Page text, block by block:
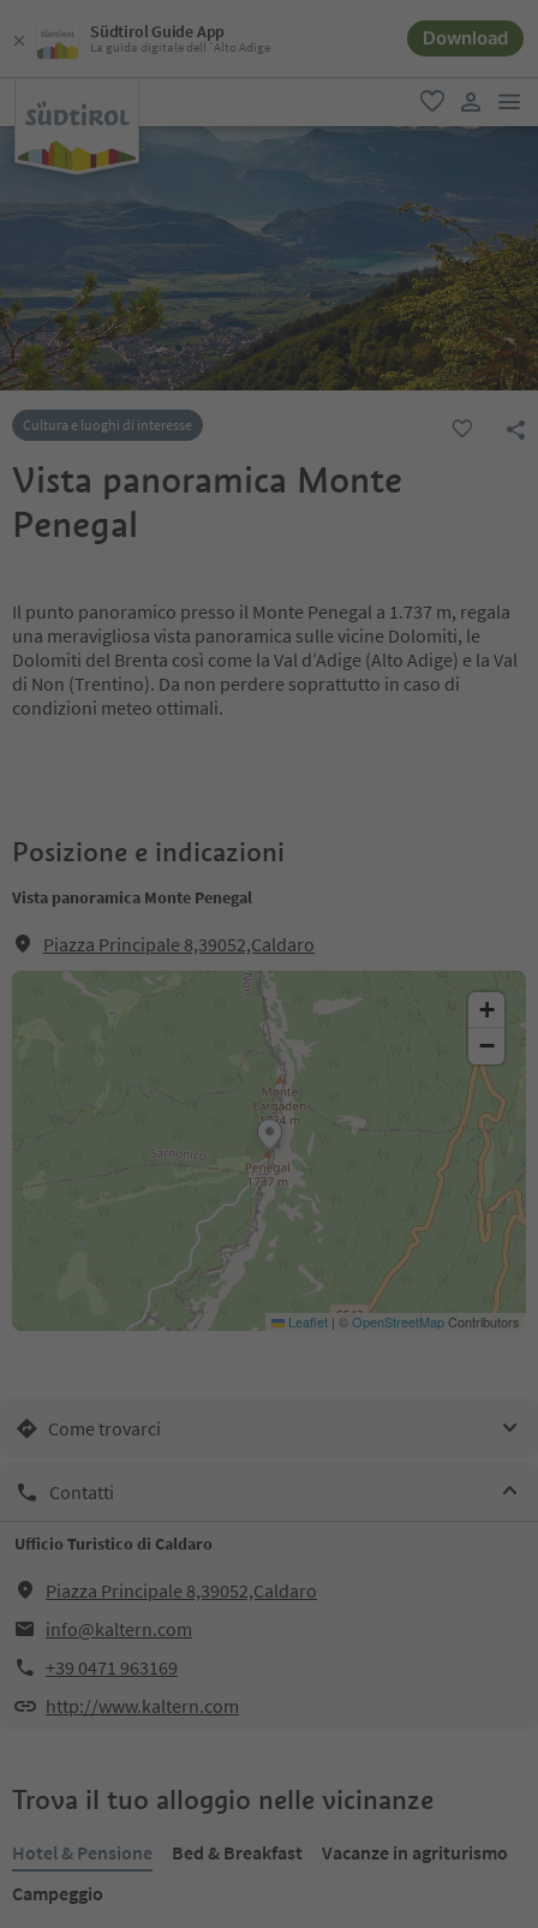
Südtirol Guide App
La guida digitale dell´Alto Adige Download
favoriti
user link
Cultura e luoghi di interesse
Vista panoramica Monte
Penegal
Il punto panoramico presso il Monte Penegal a 1.737 m, regala
una meravigliosa vista panoramica sulle vicine Dolomiti, le
Dolomiti del Brenta così come la Val d’Adige (Alto Adige) e la Val
di Non (Trentino). Da non perdere soprattutto in caso di
condizioni meteo ottimali.
Posizione e indicazioni
Vista panoramica Monte Penegal
Piazza Principale 8,39052,Caldaro
+
−
Leaflet | ©OpenStreetMapContributors
Come trovarci
Contatti
Ufficio Turistico di Caldaro
Piazza Principale 8,39052,Caldaro
info@kaltern.com
+39 0471 963169
http://www.kaltern.com
Trova il tuo alloggio nelle vicinanze
Hotel & Pensione Bed & Breakfast
Vacanze in agriturismo
Campeggio